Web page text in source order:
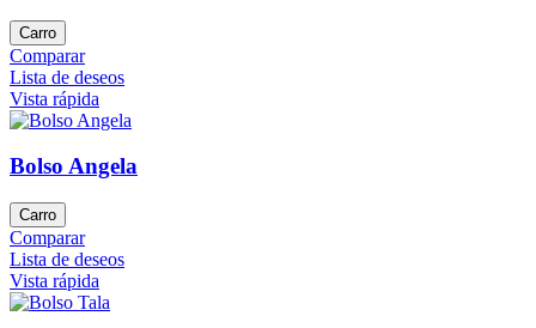
Carro
Comparar
Lista de deseos
Vista rápida
Bolso Angela
Carro
Comparar
Lista de deseos
Vista rápida